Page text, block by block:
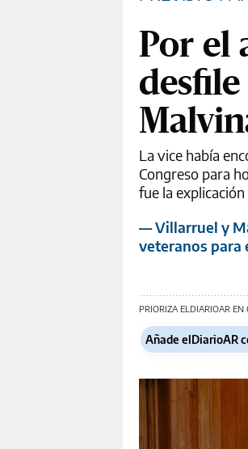
Por el
La vice había
Congreso para
fue la
— Villarruel y
veteranos para
PRIORIZA ELDIARIOAR EN
Añade elDiarioAR